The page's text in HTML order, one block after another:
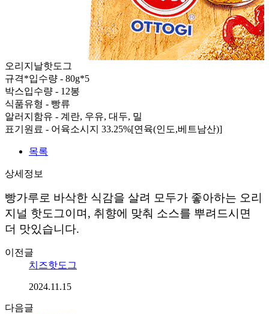
오리지날핫도그
규격*입수량 - 80g*5
박스입수량 - 12봉
식품유형 - 빵류
알러지함유 - 계란, 우유, 대두, 밀
표기원료 - 어육소시지 33.25%[연육(인도,베트남산)]
목록
상세정보
빵가루로 바삭한 식감을 살려 모두가 좋아하는 오리
지널 핫도그이며, 취향에 맞춰 소스를 뿌려드시면
더 맛있습니다.
이전글
치즈핫도그
2024.11.15
다음글